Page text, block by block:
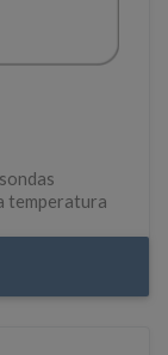
temperatura